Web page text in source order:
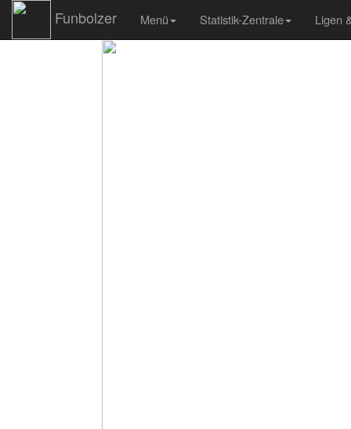
Funbolzer Menü Statistik-Zentrale Ligen